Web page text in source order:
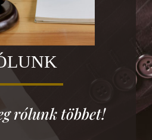
rólunk többet!